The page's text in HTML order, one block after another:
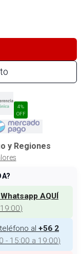
4%
OFF
y Regiones
Whatsapp AQUÍ
)
al +56 2
- 15:00 a 19:00)